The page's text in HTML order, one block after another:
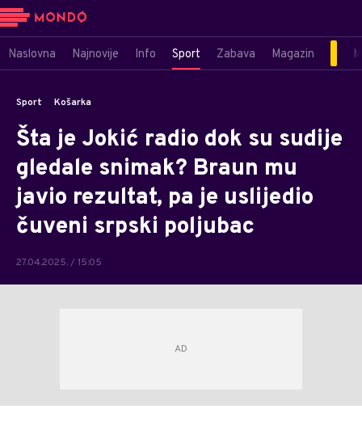
Naslovna Najnovije Info Sport Zabava Magazin
Sport Košarka
Šta je Jokić radio dok su sudije
gledale snimak? Braun mu
javio rezultat, pa je uslijedio
čuveni srpski poljubac
27.04.2025. / 15:05